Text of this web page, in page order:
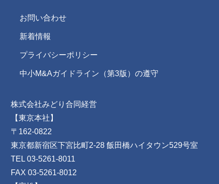
お問い合わせ
新着情報
プライバシーポリシー
中小M&Aガイドライン（第3版）の遵守
株式会社みどり合同経営
【東京本社】
〒162-0822
東京都新宿区下宮比町2-28 飯田橋ハイタウン529号室
TEL 03-5261-8011
FAX 03-5261-8012